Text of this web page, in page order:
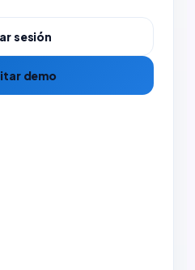
sesión
demo